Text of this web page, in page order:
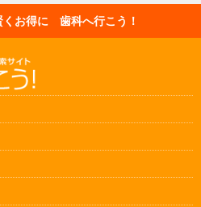
くお得に 歯科へ行こう！